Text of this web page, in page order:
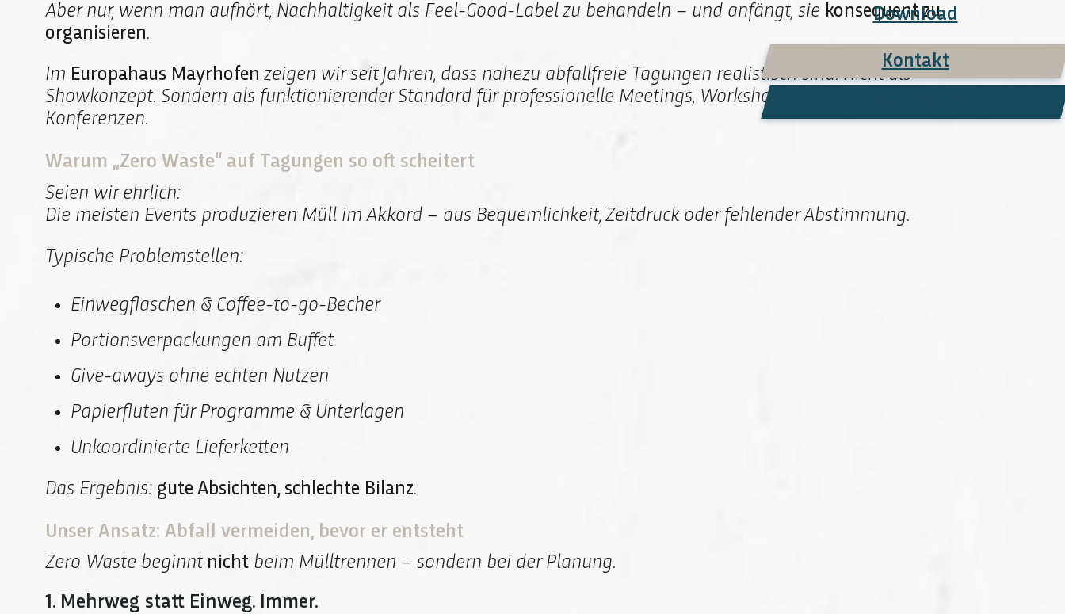
Download
Kontakt
Aber nur, wenn man aufhört, Nachhaltigkeit als Feel-Good-Label zu behandeln – und anfängt, sie konsequent zu
organisieren.
Im Europahaus Mayrhofen zeigen wir seit Jahren, dass nahezu abfallfreie Tagungen realistisch sind. Nicht als
Showkonzept. Sondern als funktionierender Standard für professionelle Meetings, Workshops und mehrtägige
Konferenzen.
Warum „Zero Waste“ auf Tagungen so oft scheitert
Seien wir ehrlich:
Die meisten Events produzieren Müll im Akkord – aus Bequemlichkeit, Zeitdruck oder fehlender Abstimmung.
Typische Problemstellen:
Einwegflaschen & Coffee-to-go-Becher
Portionsverpackungen am Buffet
Give-aways ohne echten Nutzen
Papierfluten für Programme & Unterlagen
Unkoordinierte Lieferketten
Das Ergebnis: gute Absichten, schlechte Bilanz.
Unser Ansatz: Abfall vermeiden, bevor er entsteht
Zero Waste beginnt nicht beim Mülltrennen – sondern bei der Planung.
1. Mehrweg statt Einweg. Immer.